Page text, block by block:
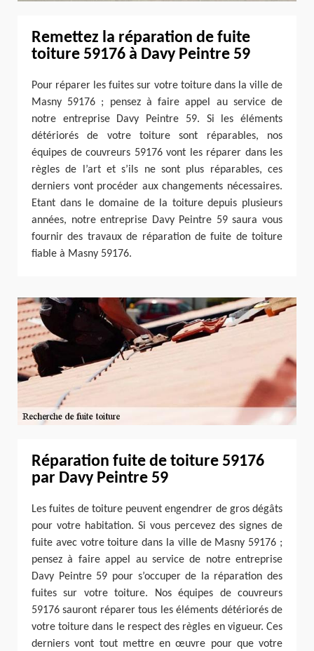
Remettez la réparation de fuite
toiture 59176 à Davy Peintre 59
Pour réparer les fuites sur votre toiture dans la ville de
Masny 59176 ; pensez à faire appel au service de
notre entreprise Davy Peintre 59. Si les éléments
détériorés de votre toiture sont réparables, nos
équipes de couvreurs 59176 vont les réparer dans les
règles de l’art et s’ils ne sont plus réparables, ces
derniers vont procéder aux changements nécessaires.
Etant dans le domaine de la toiture depuis plusieurs
années, notre entreprise Davy Peintre 59 saura vous
fournir des travaux de réparation de fuite de toiture
fiable à Masny 59176.
Réparation fuite de toiture 59176
par Davy Peintre 59
Les fuites de toiture peuvent engendrer de gros dégâts
pour votre habitation. Si vous percevez des signes de
fuite avec votre toiture dans la ville de Masny 59176 ;
pensez à faire appel au service de notre entreprise
Davy Peintre 59 pour s’occuper de la réparation des
fuites sur votre toiture. Nos équipes de couvreurs
59176 sauront réparer tous les éléments détériorés de
votre toiture dans le respect des règles en vigueur. Ces
derniers vont tout mettre en œuvre pour que votre